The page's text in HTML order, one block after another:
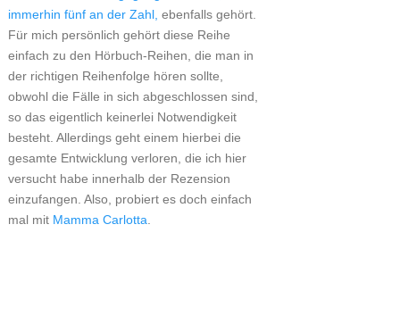
immerhin fünf an der Zahl, ebenfalls gehört.
Für mich persönlich gehört diese Reihe
einfach zu den Hörbuch-Reihen, die man in
der richtigen Reihenfolge hören sollte,
obwohl die Fälle in sich abgeschlossen sind,
so das eigentlich keinerlei Notwendigkeit
besteht. Allerdings geht einem hierbei die
gesamte Entwicklung verloren, die ich hier
versucht habe innerhalb der Rezension
einzufangen. Also, probiert es doch einfach
mal mit Mamma Carlotta